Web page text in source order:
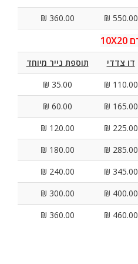
550.00 ₪
360.00 ₪
דו צדדי
תוספת נייר מיוחד
110.00 ₪
35.00 ₪
165.00 ₪
60.00 ₪
225.00 ₪
120.00 ₪
285.00 ₪
180.00 ₪
345.00 ₪
240.00 ₪
400.00 ₪
300.00 ₪
460.00 ₪
360.00 ₪